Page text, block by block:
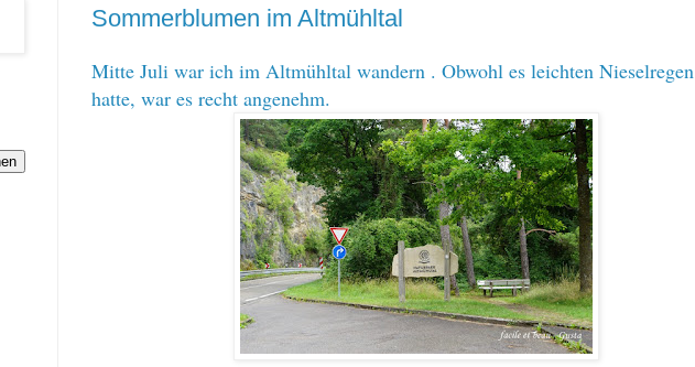
Sommerblumen im Altmühltal
Mitte Juli war ich im Altmühltal wandern . Obwohl es leichten Nieselregen
hatte, war es recht angenehm.